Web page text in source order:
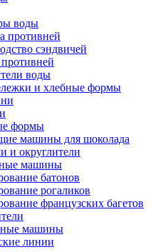
воды
противней
сэндвичей
воды
и хлебные формы
формы
машины для шоколада
и округлители
машины
батонов
рогаликов
французских багетов
машины
линии